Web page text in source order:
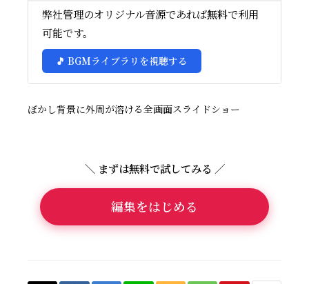
弊社管理のオリジナル音源であれば無料で利用
可能です。
🎵 BGMライブラリを視聴する
ぼかし背景に外周が溶ける全画面スライドショー
＼ まずは無料で試してみる ／
編集をはじめる